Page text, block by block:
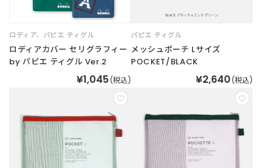
ロディア、 パピエ ティグル
ロディアカバー セリグラフィー
by パピエ ティグル Ver.2
¥1,045 (税込)
パピエ ティグル
メッシュポーチ Lサイズ
POCKET/BLACK
¥2,640 (税込)